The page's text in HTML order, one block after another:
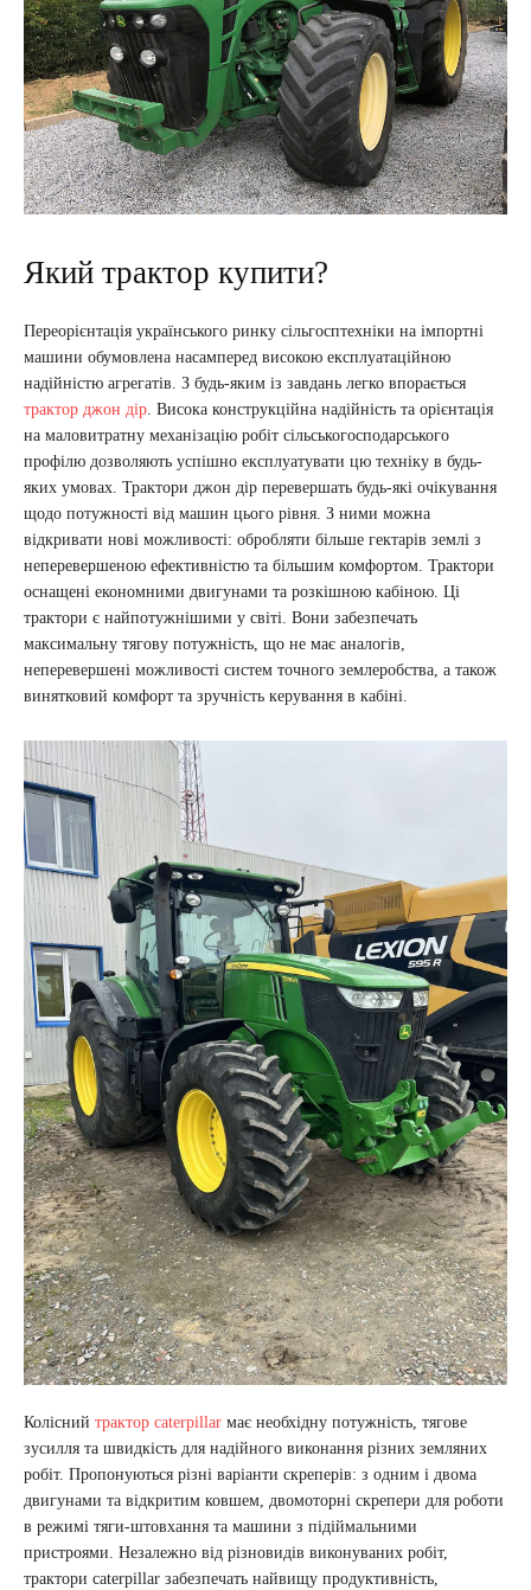
Який трактор купити?
Переорієнтація українського ринку сільгосптехніки на імпортні
машини обумовлена ​​насамперед високою експлуатаційною
надійністю агрегатів. З будь-яким із завдань легко впорається
трактор джон дір. Висока конструкційна надійність та орієнтація
на маловитратну механізацію робіт сільськогосподарського
профілю дозволяють успішно експлуатувати цю техніку в будь-
яких умовах. Трактори джон дір перевершать будь-які очікування
щодо потужності від машин цього рівня. З ними можна
відкривати нові можливості: обробляти більше гектарів землі з
неперевершеною ефективністю та більшим комфортом. Трактори
оснащені економними двигунами та розкішною кабіною. Ці
трактори є найпотужнішими у світі. Вони забезпечать
максимальну тягову потужність, що не має аналогів,
неперевершені можливості систем точного землеробства, а також
винятковий комфорт та зручність керування в кабіні.
Колісний трактор caterpillar має необхідну потужність, тягове
зусилля та швидкість для надійного виконання різних земляних
робіт. Пропонуються різні варіанти скреперів: з одним і двома
двигунами та відкритим ковшем, двомоторні скрепери для роботи
в режимі тяги-штовхання та машини з підіймальними
пристроями. Незалежно від різновидів виконуваних робіт,
трактори caterpillar забезпечать найвищу продуктивність,